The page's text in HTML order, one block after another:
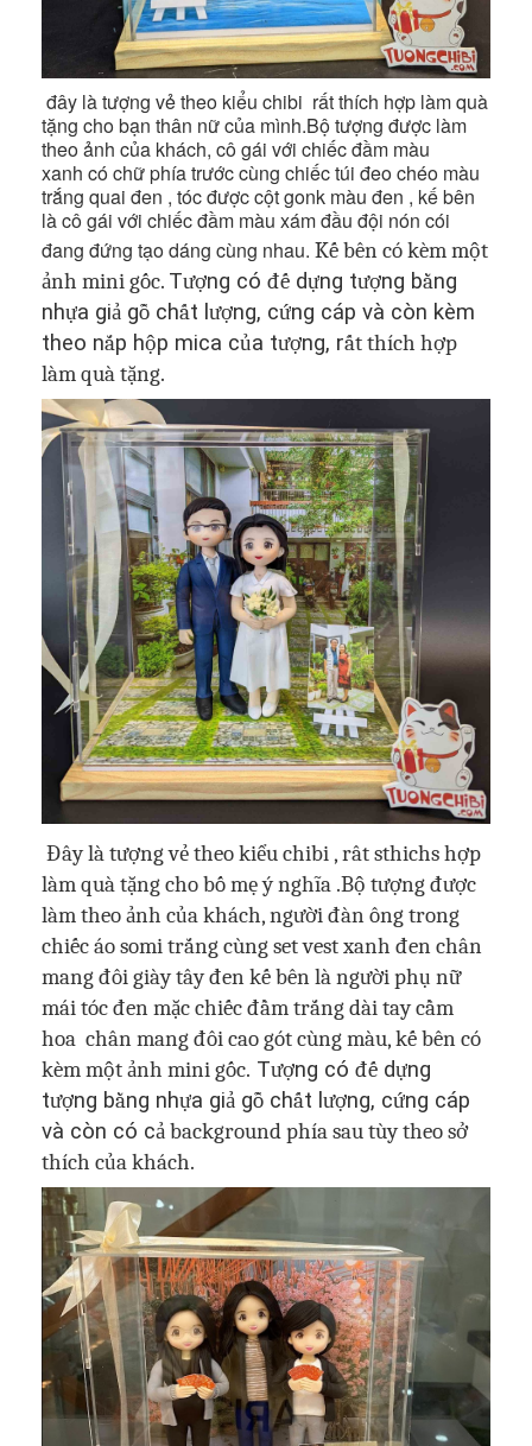
đây là tượng vẻ theo kiểu chibi rất thích hợp làm quà
tặng cho bạn thân nữ của mình.Bộ tượng được làm
theo ảnh của khách, cô gái với chiếc đầm màu
xanh có chữ phía trước cùng chiếc túi đeo chéo màu
trắng quai đen , tóc được cột gonk màu đen , kế bên
là cô gái với chiếc đầm màu xám đầu đội nón cói
đang đứng tạo dáng cùng nhau. Kế bên có kèm một
ảnh mini gốc. Tượng có đế dựng tượng bằng
nhựa giả gỗ chất l ượng, cứng cáp và còn kèm
theo nắp hộp mica của tượng, rất thích hợp
làm quà tặng.
Đây là tượng vẻ theo kiểu chibi , rât sthichs hợp
làm quà tặng cho bố mẹ ý nghĩa .Bộ tượng được
làm theo ảnh của khách, người đàn ông trong
chiếc áo somi trắng cùng set vest xanh đen chân
mang đôi giày tây đen kế bên là người phụ nữ
mái tóc đen mặc chiếc đầm trắng dài tay cầm
hoa chân mang đôi cao gót cùng màu,kế bên có
kèm một ảnh mini gốc. Tượng có đế dựng
tượng bằng nhựa giả gỗ chất l ượng, cứng cáp
và còn có cả background phía sau tùy theo sở
thích của khách.